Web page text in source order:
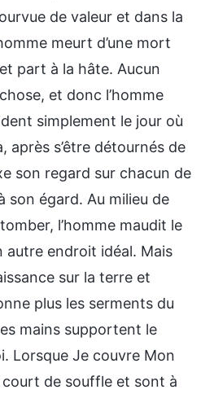
de valeur et dans la
meurt d’une mort
part à la hâte. Aucun
et donc l’homme
simplement le jour où
après s’être détournés de
son regard sur chacun de
son égard. Au milieu de
l’homme maudit le
autre endroit idéal. Mais
sur la terre et
plus les serments du
mains supportent le
Lorsque Je couvre Mon
court de souffle et sont à